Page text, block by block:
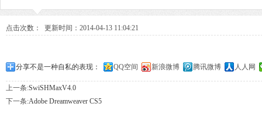
点击次数： 更新时间：2014-04-13 11:04:21
分享不是一种自私的表现： QQ空间 新浪微博 腾讯微博 人人网
上一条:SwiSHMaxV4.0
下一条:Adobe Dreamweaver CS5